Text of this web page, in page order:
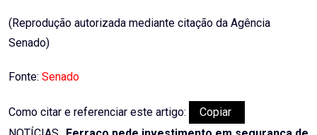
(Reprodução autorizada mediante citação da Agência
Senado)
Fonte: Senado
Como citar e referenciar este artigo:
Copiar